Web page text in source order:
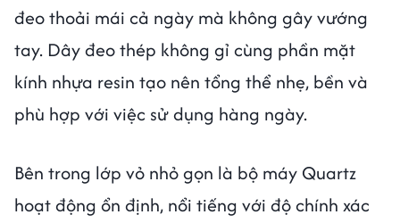
đeo thoải mái cả ngày mà không gây vướng
tay. Dây đeo thép không gỉ cùng phần mặt
kính nhựa resin tạo nên tổng thể nhẹ, bền và
phù hợp với việc sử dụng hàng ngày.
Bên trong lớp vỏ nhỏ gọn là bộ máy Quartz
hoạt động ổn định, nổi tiếng với độ chính xác